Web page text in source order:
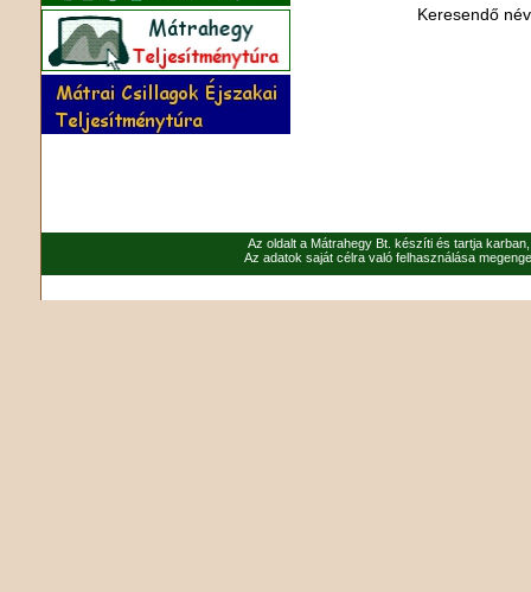
Keresendő
Az oldalt a Mátrahegy Bt. készíti és tartja
Az adatok saját célra való felhasználása